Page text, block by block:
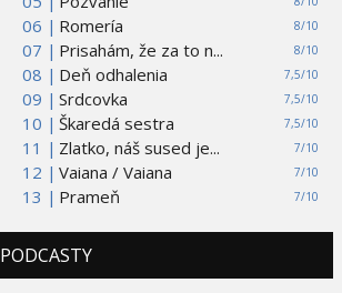
06 |
8/10
Romería
07 |
8/10
Prisahám, že za to n...
08 |
7,5/10
Deň odhalenia
09 |
7,5/10
Srdcovka
10 |
7,5/10
Škaredá sestra
11 |
7/10
Zlatko, náš sused je...
12 |
7/10
Vaiana / Vaiana
13 |
7/10
Prameň
PODCASTY